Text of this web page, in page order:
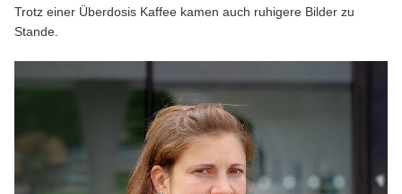
Trotz einer Überdosis Kaffee kamen auch ruhigere Bilder zu
Stande.